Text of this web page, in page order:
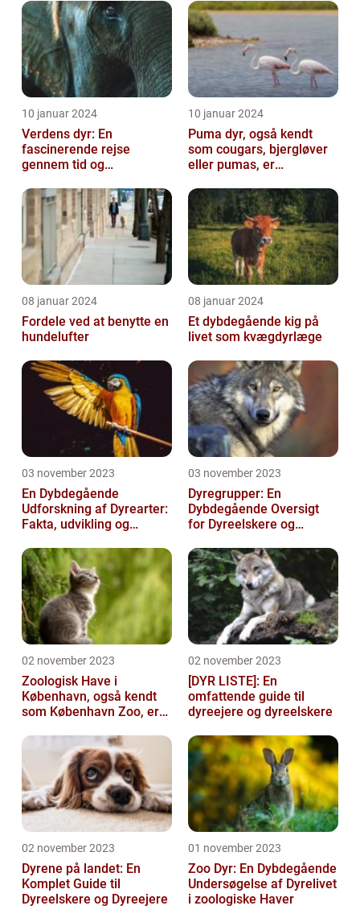
10 januar 2024
Verdens dyr: En
fascinerende rejse
gennem tid og
10 januar 2024
Puma dyr, også kendt
som cougars, bjergløver
eller pumas, er
imponerende væsener,
de...
08 januar 2024
Fordele ved at benytte en
hundelufter
08 januar 2024
Et dybdegående kig på
livet som kvægdyrlæge
03 november 2023
En Dybdegående
Udforskning af Dyrearter:
Fakta, udvikling og
03 november 2023
Dyregrupper: En
Dybdegående Oversigt
for Dyreelskere og
02 november 2023
Zoologisk Have i
København, også kendt
som København Zoo, er
og mest populære ...
02 november 2023
[DYR LISTE]: En
omfattende guide til
dyreejere og dyreelskere
02 november 2023
Dyrene på landet: En
Komplet Guide til
Dyreelskere og Dyreejere
01 november 2023
Zoo Dyr: En Dybdegående
Undersøgelse af Dyrelivet
i zoologiske Haver